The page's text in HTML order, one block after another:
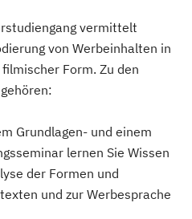
vermittelt
von Werbeinhalten in
Form. Zu den
Grundlagen- und einem
lernen Sie Wissen
der Formen und
und zur Werbesprache